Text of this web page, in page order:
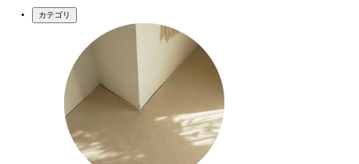
カテゴリ